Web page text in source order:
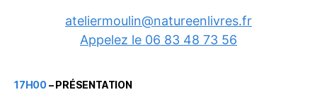
ateliermoulin@natureenlivres.fr
Appelez le 06 83 48 73 56
17H00– PRÉSENTATION